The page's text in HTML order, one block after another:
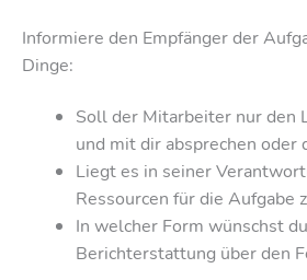
Informiere den Empfänger der
Dinge:
Soll der Mitarbeiter nur den
und mit dir absprechen oder
Liegt es in seiner
Ressourcen für die Aufgabe
In welcher Form wünschst
Berichterstattung über den